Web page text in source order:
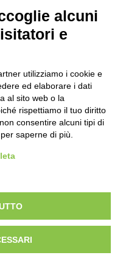
22 23 24
Enogastromiche
Cookies Termini e condizioni
alcuni
e
utilizziamo i cookie e
ed elaborare i dati
al sito web o la
rispettiamo il tuo diritto
consentire alcuni tipi di
saperne di più.